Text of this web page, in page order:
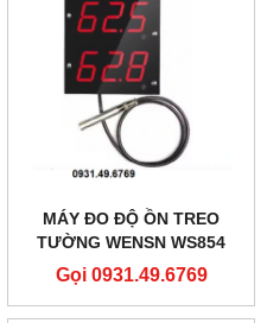
MÁY ĐO ĐỘ ỒN TREO
TƯỜNG WENSN WS854
Gọi 0931.49.6769